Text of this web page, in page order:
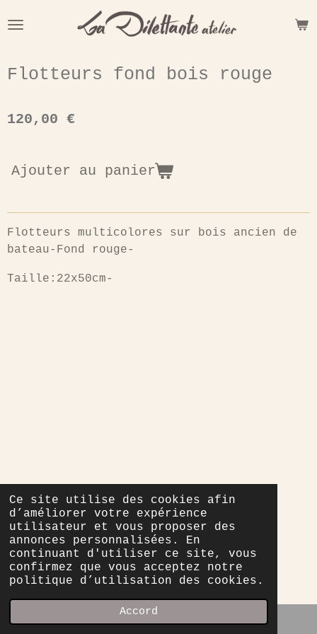
Ce site utilise des cookies afin
d’améliorer votre expérience
utilisateur et vous proposer des
annonces personnalisées. En
continuant d'utiliser ce site, vous
confirmez que vous acceptez notre
politique d’utilisation des cookies.
Accord
au
principal
Flotteurs fond bois rouge
120,00 €
Ajouter au panier
Flotteurs multicolores sur bois ancien de
bateau-Fond rouge-
Taille:22x50cm-